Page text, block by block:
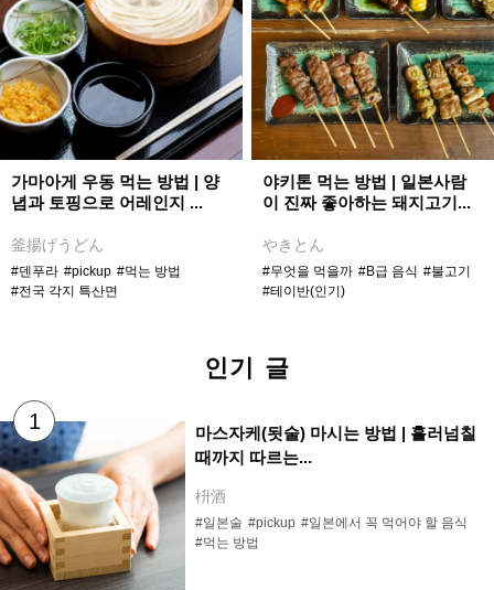
가마아게 우동 먹는 방법 | 양
념과 토핑으로 어레인지 ...
釜揚げうどん
#덴푸라 #pickup #먹는 방법
#전국 각지 특산면
야키톤 먹는 방법 | 일본사람
이 진짜 좋아하는 돼지고기...
やきとん
#무엇을 먹을까 #B급 음식 #불고기
#테이반(인기)
인기 글
마스자케(됫술) 마시는 방법 | 흘러넘칠
때까지 따르는...
枡酒
#일본술 #pickup #일본에서 꼭 먹어야 할 음식
#먹는 방법